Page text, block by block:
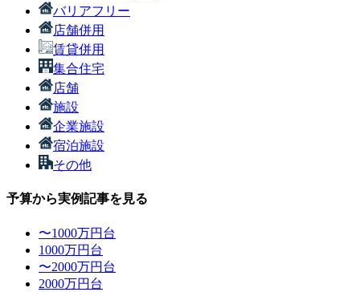
バリアフリー
店舗併用
賃貸併用
集合住宅
店舗
施設
企業施設
宿泊施設
その他
予算から実例記事を見る
〜1000万円台
1000万円台
〜2000万円台
2000万円台